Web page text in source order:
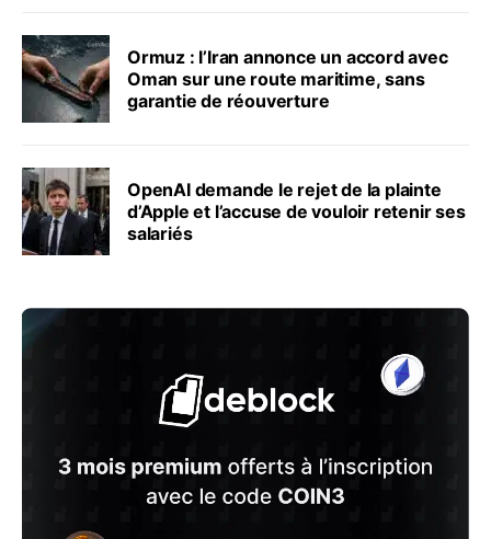
Ormuz : l’Iran annonce un accord avec
Oman sur une route maritime, sans
garantie de réouverture
OpenAI demande le rejet de la plainte
d’Apple et l’accuse de vouloir retenir ses
salariés